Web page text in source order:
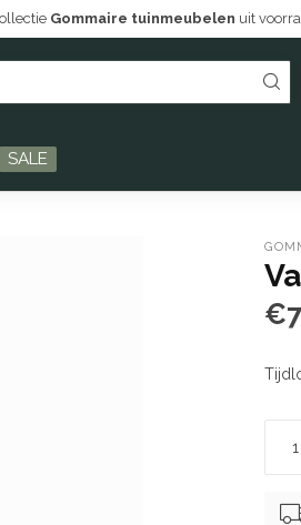
Persoonlijke service en
SALE